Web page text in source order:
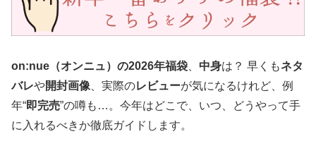
on:nue（オンニュ）の2026年福袋 中身は？ 早くもネタ
バレや開封画像 、実際のレビューが気になるけれど、例
年“即完売”の噂も…。今年はどこで、いつ、どうやって手
に入れるべきか徹底ガイドします。